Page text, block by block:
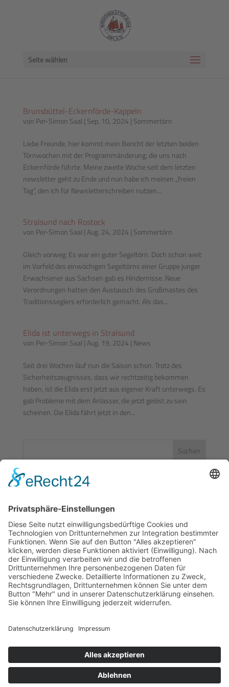
Seite wählen
Brunsbüttel-Eckernförde-Kappeln
von Per-Simon Saal | Sep. 10, 2024 | Sommertörn
Liebe Freunde,‍ hier kommt mein Bericht der letzten beiden
Törnwochen mit der Programmänderung, die uns nach
Eckernförde führte. Meine zweite Woche seit dem letzten
newsletter geht zu Ende und nun habe ich meinen „freien
Tag“, den ich für Newsletterschreiben nutzen...
Stralsund nach Rostock
von Per-Simon Saal |Aug. 24, 2024 | Sommertörn
Gleich vorweg: Es war ein guter Segeltörn. Doch schon weit
im Vorfeld des einwöchigen Segeltörns einer Gruppe junger
Erwachsener aus Sachsen gab es Hindernisse. Neue
Verordnungen hatten den Austausch des Großmastes des
Traditionsseglers erforderlich gemacht. Als das...
Elida ist unterwegs in Stralsund
von Per-Simon Saal |Aug. 19, 2024 | News
Seit drei Wochen läuf nun die Saison schon. Trotz des
Sicherheitszeugnisses, dass wir rechtzeitig bekommen
haben, ist die Elida erst jetzt aus eigener Kraft unterwegs. Es
gab Probleme mit dem Anlasser, die jetzt gelöst zu sein
scheinen. Die Elida fährt jetzt in den...
Suchen
Letzte Beiträge
Tanken in Peenemünde
Abwettern in Peenemünde
Ankernacht vor Vilm
Der Sommertörn geht los
Rebecca VogtmannzuSommertörnwoche Kappeln –
Eckernförde
Hans-Hermann MedezuIn Kiel angekommen
Impressum Datenschutz Kontakt